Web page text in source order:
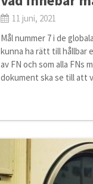
11 juni, 2021
Mål nummer 7 i de
kunna ha rätt till hållbar
av FN och som alla FNs
dokument ska se till att